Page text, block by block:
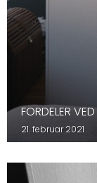
FORDELER
21. februar 2021